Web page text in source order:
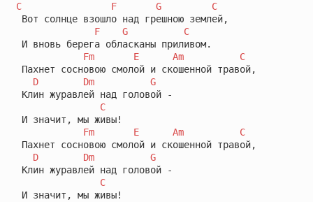
C F G
C
Вот солнце взошло над грешною землей,
F
G
C
И вновь берега обласканы приливом.
Fm
E Am
C
Пахнет сосновою смолой и скошенной травой,
D
Dm
G
Клин журавлей над головой -
C
И значит, мы живы!
Fm
E Am
C
Пахнет сосновою смолой и скошенной травой,
D
Dm
G
Клин журавлей над головой -
C
И значит, мы живы!